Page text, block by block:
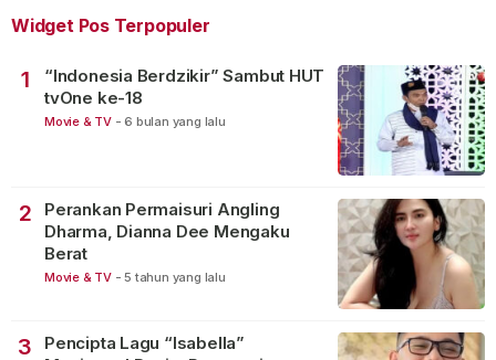
Widget Pos Terpopuler
1
“Indonesia Berdzikir” Sambut HUT
tvOne ke-18
Movie & TV - 6 bulan yang lalu
2
Perankan Permaisuri Angling
Dharma, Dianna Dee Mengaku
Berat
Movie & TV - 5 tahun yang lalu
3
Pencipta Lagu “Isabella”